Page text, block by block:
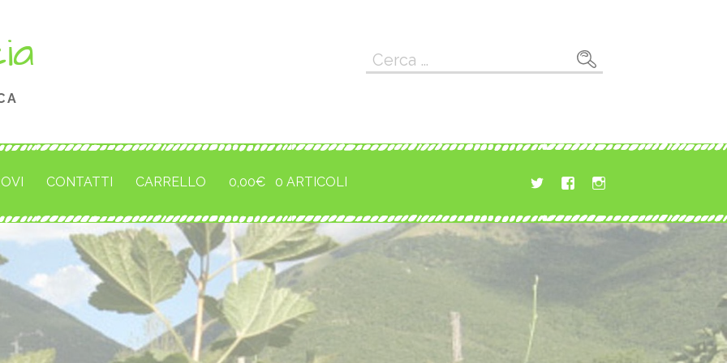
Ricerca
CONTATTI CARRELLO 0,00€ 0 ARTICOLI